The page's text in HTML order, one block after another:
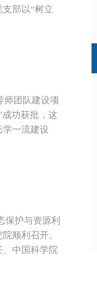
部以“树立
师团队建设项
成功获批，这
学一流建设
保护与资源利
顺利召开。
中国科学院